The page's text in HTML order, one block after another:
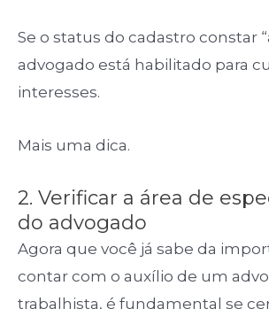
Se o status do cadastro constar
advogado está habilitado para
interesses.
Mais uma dica.
2. Verificar a área de
do advogado
Agora que você já sabe da
contar com o auxílio de um
trabalhista, é fundamental se